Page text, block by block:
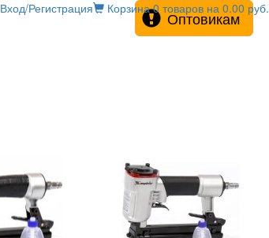
Вход/Регистрация Корзина 0 товаров на 0.00 руб.
Оптовикам